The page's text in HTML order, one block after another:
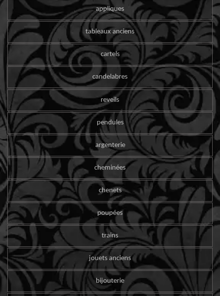
appliques
tableaux anciens
cartels
candelabres
reveils
pendules
argenterie
cheminées
chenets
poupées
trains
jouets anciens
bijouterie